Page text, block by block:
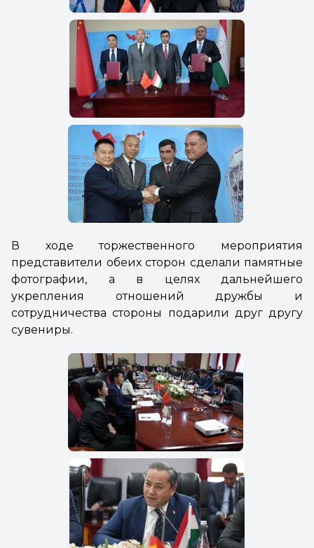
В ходе торжественного мероприятия
представители обеих сторон сделали памятные
фотографии, а в целях дальнейшего
укрепления отношений дружбы и
сотрудничества стороны подарили друг другу
сувениры.